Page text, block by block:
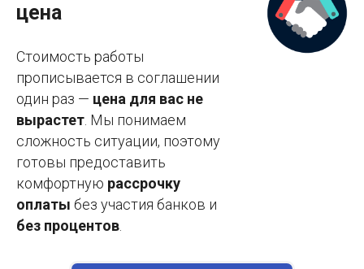
цена
Стоимость работы
прописывается в соглашении
один раз — цена для вас не
вырастет. Мы понимаем
сложность ситуации, поэтому
готовы предоставить
комфортную рассрочку
оплаты без участия банков и
без процентов.